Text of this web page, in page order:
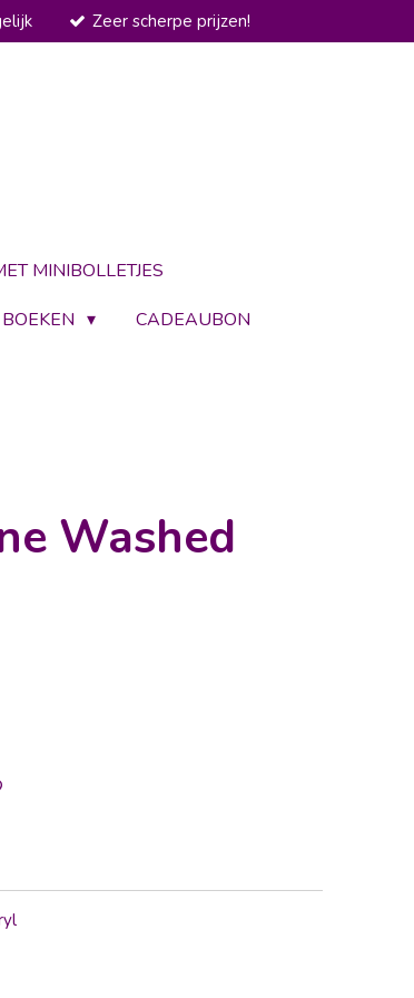
Zeer scherpe prijzen!
MINIBOLLETJES
CADEAUBON
Washed